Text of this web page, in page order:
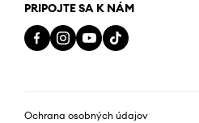
PRIPOJTE SA K NÁM
Ochrana osobných údajov